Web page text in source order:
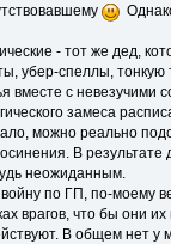
Однако
- тот же дед,
убер-спеллы,
вместе с
замеса
можно реально
В
неожиданным.
по ГП, по-моему
врагов, что бы они
В общем нет